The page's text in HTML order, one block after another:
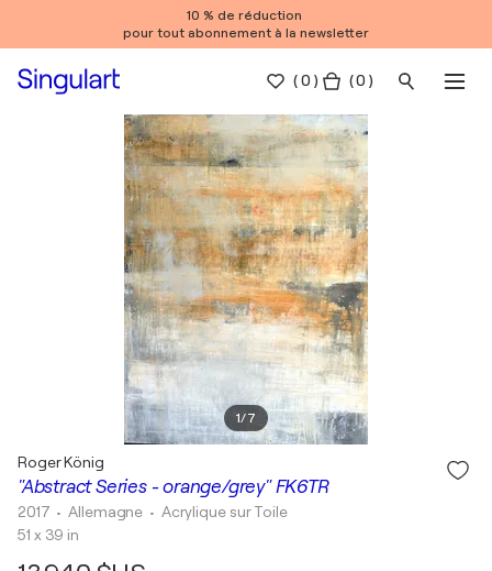
10 % de réduction
pour tout abonnement à la newsletter
(0 ) ( 0 )
1/7
"Abstract Series - orange/grey" FK6TR
Roger König
2017 • Allemagne • Acrylique sur Toile
51 x 39 in